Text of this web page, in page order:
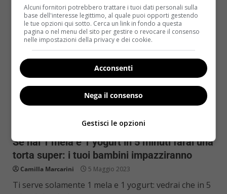
Se hai 1 mela e 1 yogurt in 5 minuti farai una
torta super: i tuoi bambini impazziranno
Camilla Marcarini 5 Maggio 2023
Ti serve solamente 1 mela e 1 yogurt: vedrai che in 5
Alcuni fornitori potrebbero trattare i tuoi dati personali sulla
base dell'interesse legittimo, al quale puoi opporti gestendo
le tue opzioni qui sotto. Cerca un link in fondo a questa
pagina o nel menu del sito per gestire o revocare il consenso
nelle impostazioni della privacy e dei cookie.
Acconsenti
Nega il consenso
Gestisci le opzioni